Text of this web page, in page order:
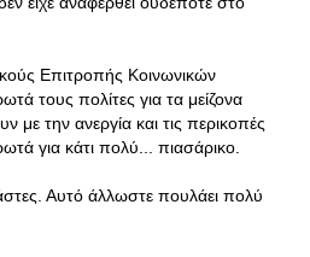
Επιτροπής Κοινωνικών
τους πολίτες για τα μείζονα
με την ανεργία και τις περικοπές
για κάτι πολύ... πιασάρικο.
Αυτό άλλωστε πουλάει πολύ